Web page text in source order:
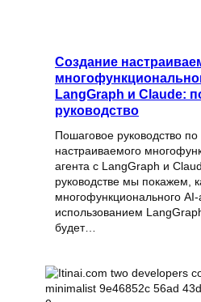
Создание
LangGraph и Claude:
руководство
Пошаговое руководство
настраиваемого
агента с LangGraph и
руководстве мы покажем,
многофункционального AI-
использованием
будет…